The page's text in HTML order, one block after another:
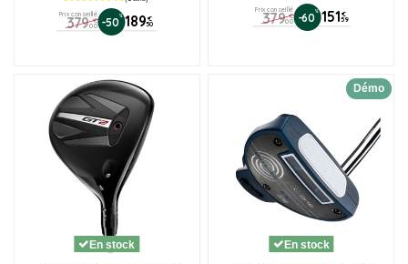
Prix conseillé
379 €
00 -50% 189 €
50
Prix conseillé
379 €
00 -60 % 151 €
59
En stock
Démo
En stock